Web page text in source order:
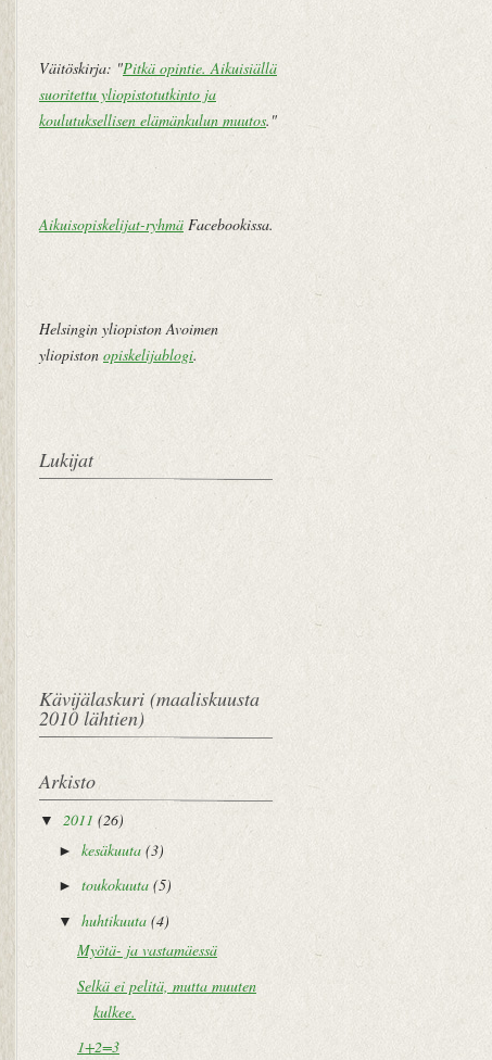
Väitöskirja: "Pitkä opintie. Aikuisiällä
suoritettu yliopistotutkinto ja
koulutuksellisen elämänkulun muutos."
Aikuisopiskelijat-ryhmä Facebookissa.
Helsingin yliopiston Avoimen
yliopiston opiskelijablogi.
Lukijat
Kävijälaskuri (maaliskuusta
2010 lähtien)
Arkisto
▼ 2011 (26)
► kesäkuuta (3)
► toukokuuta (5)
▼ huhtikuuta (4)
Myötä- ja vastamäessä
Selkä ei pelitä, mutta muuten
kulkee.
1+2=3